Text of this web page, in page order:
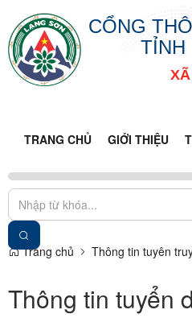
CỔNG
TỈNH
TRANG CHỦ GIỚI THIỆU
Trang chủ Thông tin tuyên
Thông tin tuyển